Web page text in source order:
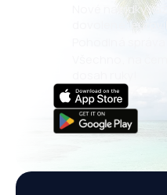
Nové nabídky
dovolené,
Všechno, na